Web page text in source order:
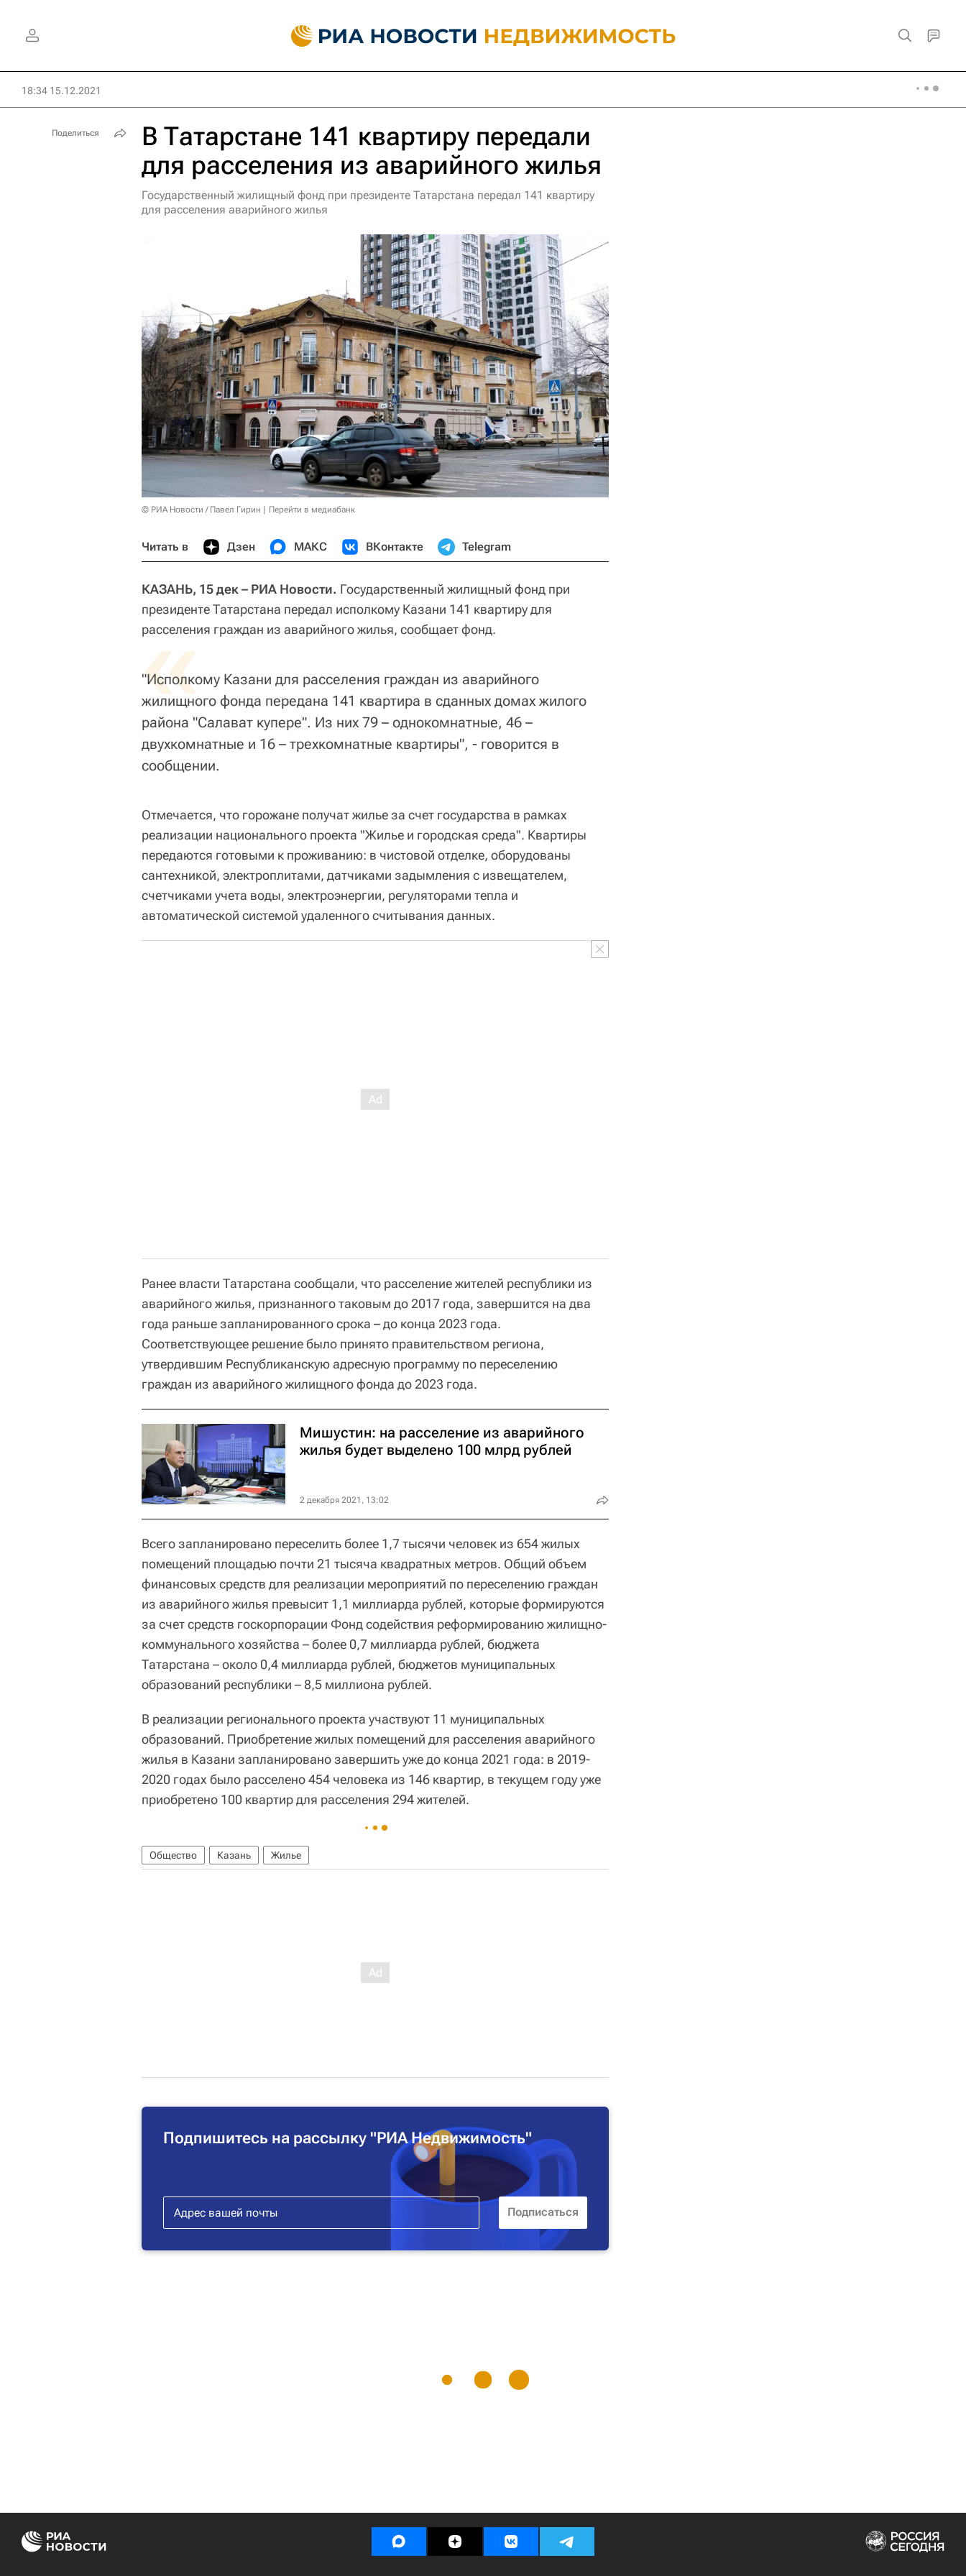
18:34 15.12.2021
В Татарстане 141 квартиру передали
для расселения из аварийного жилья
Государственный жилищный фонд при президенте Татарстана передал 141 квартиру
для расселения аварийного жилья
© РИА Новости / Павел Гирин Перейти в медиабанк
Читать в Дзен МАКС ВКонтакте Telegram
КАЗАНЬ, 15 дек – РИА Новости. Государственный жилищный фонд при
президенте Татарстана передал исполкому Казани 141 квартиру для
расселения граждан из аварийного жилья, сообщает фонд.
«
"Исполкому Казани для расселения граждан из аварийного
жилищного фонда передана 141 квартира в сданных домах жилого
района "Салават купере". Из них 79 – однокомнатные, 46 –
двухкомнатные и 16 – трехкомнатные квартиры", - говорится в
сообщении.
Отмечается, что горожане получат жилье за счет государства в рамках
реализации национального проекта "Жилье и городская среда". Квартиры
передаются готовыми к проживанию: в чистовой отделке, оборудованы
сантехникой, электроплитами, датчиками задымления с извещателем,
счетчиками учета воды, электроэнергии, регуляторами тепла и
автоматической системой удаленного считывания данных.
Ранее власти Татарстана сообщали, что расселение жителей республики из
аварийного жилья, признанного таковым до 2017 года, завершится на два
года раньше запланированного срока – до конца 2023 года.
Соответствующее решение было принято правительством региона,
утвердившим Республиканскую адресную программу по переселению
граждан из аварийного жилищного фонда до 2023 года.
Мишустин: на расселение из аварийного
жилья будет выделено 100 млрд рублей
2 декабря 2021, 13:02
Всего запланировано переселить более 1,7 тысячи человек из 654 жилых
помещений площадью почти 21 тысяча квадратных метров. Общий объем
финансовых средств для реализации мероприятий по переселению граждан
из аварийного жилья превысит 1,1 миллиарда рублей, которые формируются
за счет средств госкорпорации Фонд содействия реформированию жилищно-
коммунального хозяйства – более 0,7 миллиарда рублей, бюджета
Татарстана – около 0,4 миллиарда рублей, бюджетов муниципальных
образований республики – 8,5 миллиона рублей.
В реализации регионального проекта участвуют 11 муниципальных
образований. Приобретение жилых помещений для расселения аварийного
жилья в Казани запланировано завершить уже до конца 2021 года: в 2019-
2020 годах было расселено 454 человека из 146 квартир, в текущем году уже
приобретено 100 квартир для расселения 294 жителей.
Общество Казань Жилье
Подпишитесь на рассылку "РИА Недвижимость"
Поделиться